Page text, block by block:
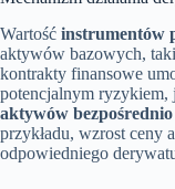
Wartość instrumentów
aktywów bazowych,
kontrakty finansowe
potencjalnym ryzykiem,
aktywów
przykładu, wzrost ceny
odpowiedniego